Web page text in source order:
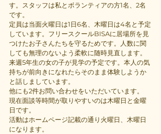
す。スタッフは私とボランティアの方1名、2名
です。
定員は当面火曜日は1日6名、木曜日は4名と予定
しています。フリースクールBISAに居場所を見
つけたお子さんたちを守るためです。人数に関
しても無理のないよう柔軟に随時見直します。
来週5年生の女の子が見学の予定です。本人の気
持ちが前向きになれたらそのまま体験しようか
と話しましています。
他にも2件お問い合わせをいただいています。
現在面談等時間が取りやすいのは木曜日と金曜
日です。
活動はホームページ記載の通り火曜日、木曜日
になります。